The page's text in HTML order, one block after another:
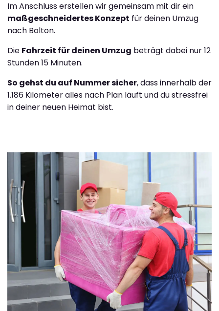
Im Anschluss erstellen wir gemeinsam mit dir ein
maßgeschneidertes Konzept für deinen Umzug
nach Bolton.
Die Fahrzeit für deinen Umzug beträgt dabei nur 12
Stunden 15 Minuten.
So gehst du auf Nummer sicher, dass innerhalb der
1.186 Kilometer alles nach Plan läuft und du stressfrei
in deiner neuen Heimat bist.